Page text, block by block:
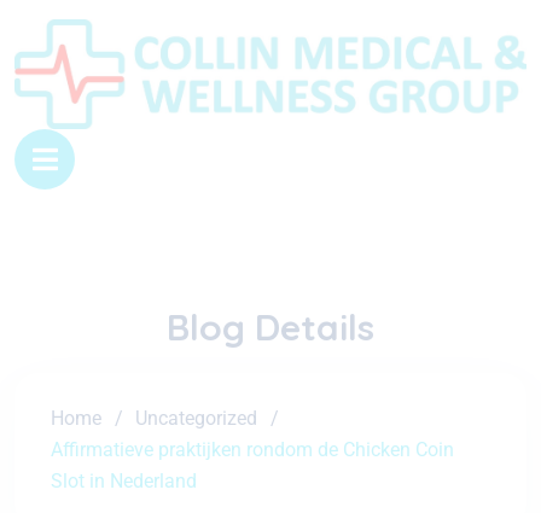
Blog Details
Home
Uncategorized
Affirmatieve praktijken rondom de Chicken Coin
Slot in Nederland